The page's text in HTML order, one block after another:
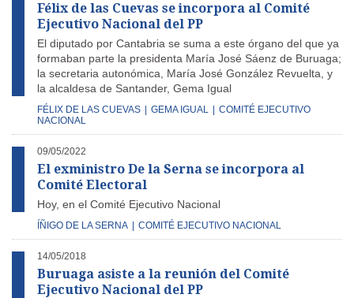
Félix de las Cuevas se incorpora al Comité
Ejecutivo Nacional del PP
El diputado por Cantabria se suma a este órgano del que ya
formaban parte la presidenta María José Sáenz de Buruaga;
la secretaria autonómica, María José González Revuelta, y
la alcaldesa de Santander, Gema Igual
FÉLIX DE LAS CUEVAS GEMA IGUAL
COMITÉ EJECUTIVO
NACIONAL
09/05/2022
El exministro De la Serna se incorpora al
Comité Electoral
Hoy, en el Comité Ejecutivo Nacional
ÍÑIGO DE LA SERNA COMITÉ EJECUTIVO NACIONAL
14/05/2018
Buruaga asiste a la reunión del Comité
Ejecutivo Nacional del PP